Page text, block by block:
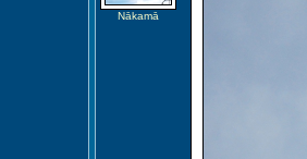
Nākamā